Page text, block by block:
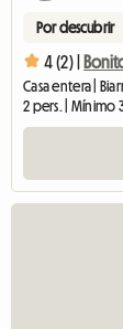
Por descubrir
4 (2) |
Casa entera |
2 pers. | Mínimo